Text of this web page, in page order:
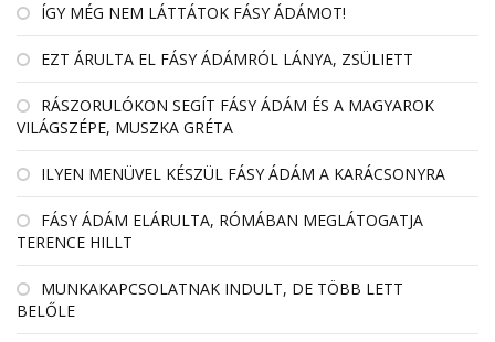
ÍGY MÉG NEM LÁTTÁTOK FÁSY ÁDÁMOT!
EZT ÁRULTA EL FÁSY ÁDÁMRÓL LÁNYA, ZSÜLIETT
RÁSZORULÓKON SEGÍT FÁSY ÁDÁM ÉS A MAGYAROK
VILÁGSZÉPE, MUSZKA GRÉTA
ILYEN MENÜVEL KÉSZÜL FÁSY ÁDÁM A KARÁCSONYRA
FÁSY ÁDÁM ELÁRULTA, RÓMÁBAN MEGLÁTOGATJA
TERENCE HILLT
MUNKAKAPCSOLATNAK INDULT, DE TÖBB LETT
BELŐLE